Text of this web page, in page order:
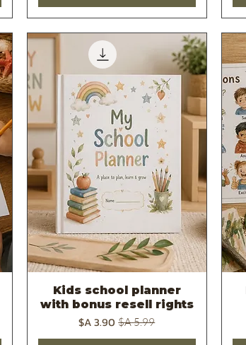
תצוגה מהירה
Kids school planner
with bonus resell rights
מחיר רגיל‏5.99 ‏A$ מחיר מבצע